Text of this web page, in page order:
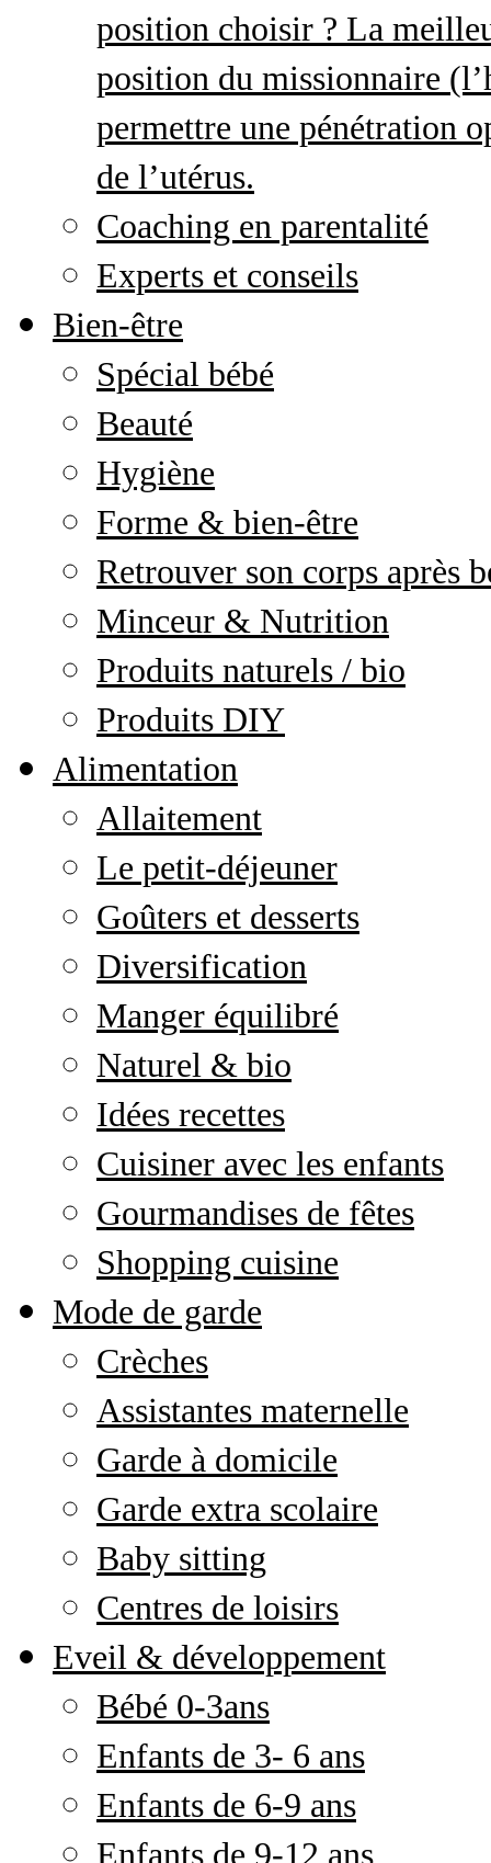
position choisir ? La
position du missionnaire
permettre une pénétration
de l’utérus.
Coaching en parentalité
Experts et conseils
Bien-être
Spécial bébé
Beauté
Hygiène
Forme & bien-être
Retrouver son corps après
Minceur & Nutrition
Produits naturels / bio
Produits DIY
Alimentation
Allaitement
Le petit-déjeuner
Goûters et desserts
Diversification
Manger équilibré
Naturel & bio
Idées recettes
Cuisiner avec les enfants
Gourmandises de fêtes
Shopping cuisine
Mode de garde
Crèches
Assistantes maternelle
Garde à domicile
Garde extra scolaire
Baby sitting
Centres de loisirs
Eveil & développement
Bébé 0-3ans
Enfants de 3- 6 ans
Enfants de 6-9 ans
Enfants de 9-12 ans